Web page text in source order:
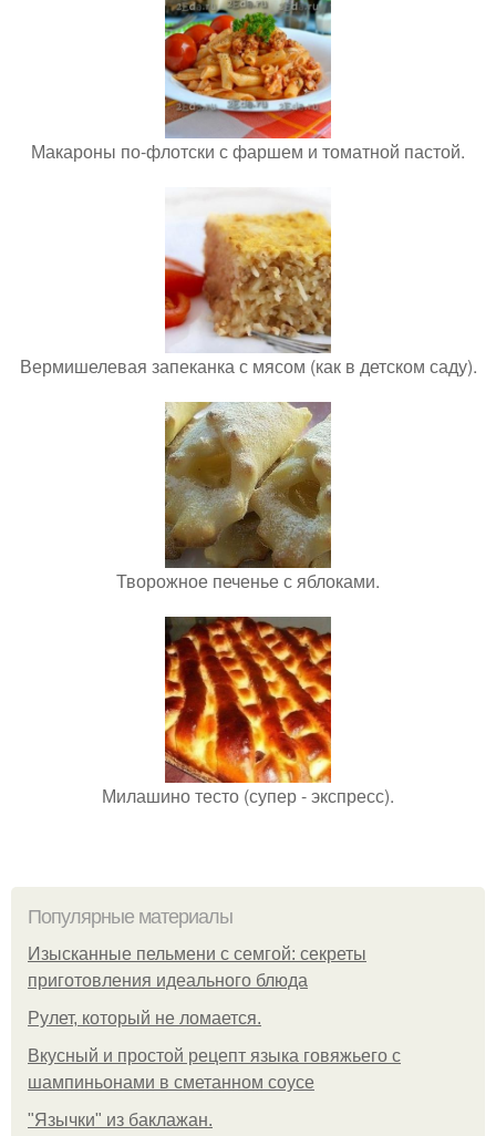
Макароны по-флотски с фаршем и томатной пастой.
Вермишелевая запеканка с мясом (как в детском саду).
Творожное печенье с яблоками.
Милашино тесто (супер - экспресс).
Популярные материалы
Изысканные пельмени с семгой: секреты
приготовления идеального блюда
Рулет, который не ломается.
Вкусный и простой рецепт языка говяжьего с
шампиньонами в сметанном соусе
"Язычки" из баклажан.